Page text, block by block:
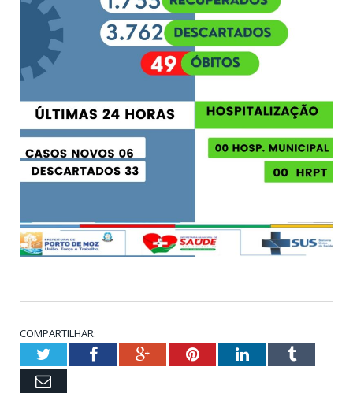
COMPARTILHAR:
TwitterFacebookGoogle+PinterestLinkedInTumblr
Email